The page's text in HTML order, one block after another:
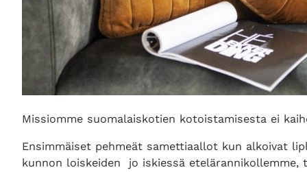
Missiomme suomalaiskotien kotoistamisesta ei
Ensimmäiset pehmeät samettiaallot kun alkoivat
kunnon loiskeiden jo iskiessä